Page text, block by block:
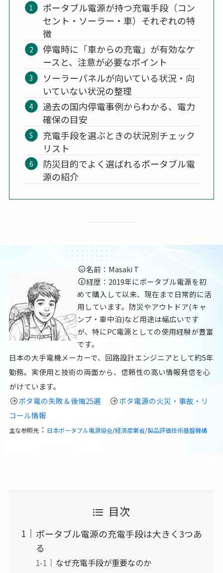
ポータブル電源が持つ充電手段（コン
セント・ソーラー・車）それぞれの特
徴
停電時に「車からの充電」が有効なケ
ースと、注意が必要なポイント
ソーラーパネルが向いている状況・向
いていない状況の整理
過去の国内停電事例からわかる、電力
確保の目安
充電手段を選ぶときの状況別チェック
リスト
防災目的でよく選ばれるポータブル電
源の紹介
名前：Masaki T
経歴：2019年にポータブル電源を初
めて購入して以来、現在まで日常的に活
用しています。防災やアウトドア(キャ
ンプ・車中泊)など用途は幅広いです
が、特にPC電源としての使用経験が豊富
です。
日本の大手電機メーカーで、回路設計エンジニアとして約5年
勤務。実使用と技術の両面から、信頼性の高い情報発信を心
がけています。
ポタ電の失敗＆後悔25選
ポタ電源の火災・事故・リ
コール情報
主な参照先： 日本ポータブル電源協会/経済産業省/製品評価技術基盤機構
目次
ポータブル電源の充電手段は大きく3つあ
る
なぜ充電手段が重要なのか